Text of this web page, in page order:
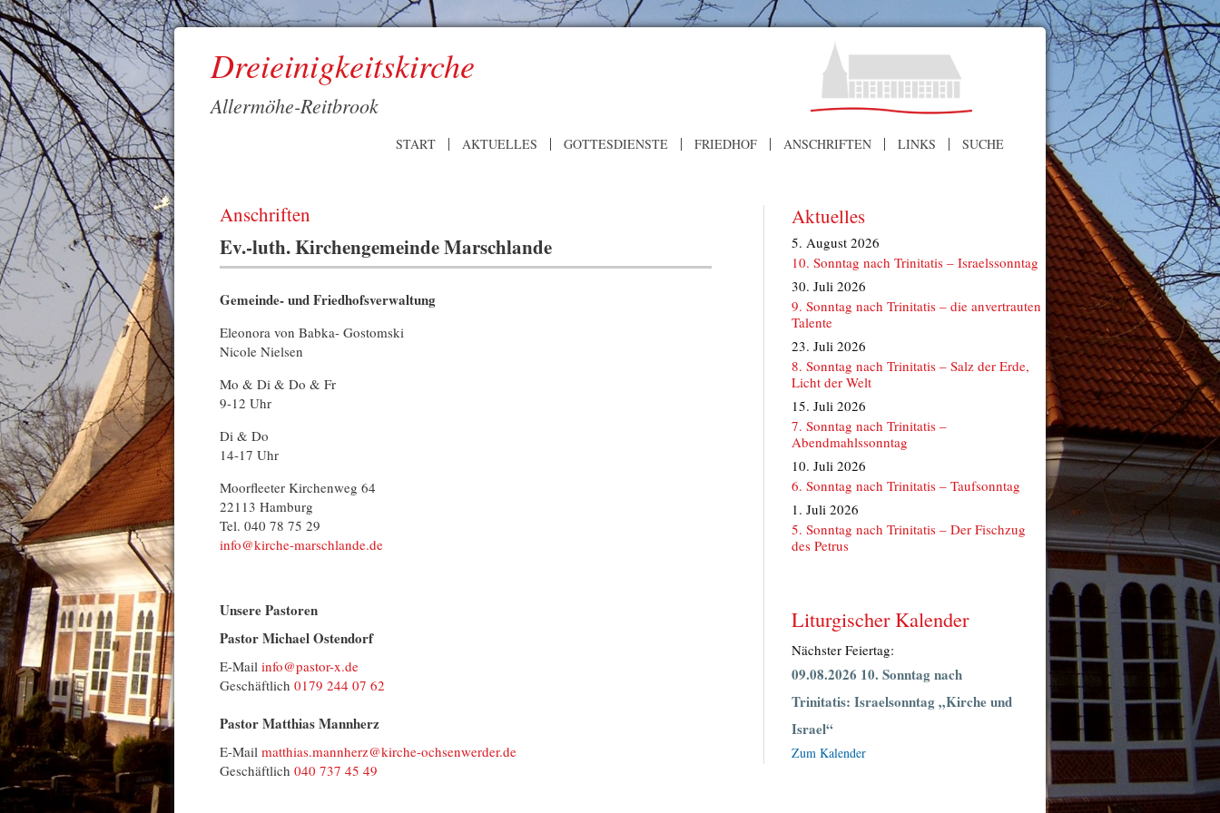
Dreieinigkeitskirche
Allermöhe-Reitbrook
START AKTUELLES GOTTESDIENSTE FRIEDHOF ANSCHRIFTEN LINKS SUCHE
Anschriften
Ev.-luth. Kirchengemeinde Marschlande
Gemeinde- und Friedhofsverwaltung
Eleonora von Babka- Gostomski
Nicole Nielsen
Mo & Di & Do & Fr
9-12 Uhr
Di & Do
14-17 Uhr
Moorfleeter Kirchenweg 64
22113 Hamburg
Tel. 040 78 75 29
info@kirche-marschlande.de
Unsere Pastoren
Pastor Michael Ostendorf
E-Mail info@​pastor-x.​de
Geschäftlich 0179 244 07 62
Pastor Matthias Mannherz
E-Mail matthias.​mannherz@​kirche-ochsenwerder.​de
Geschäftlich 040 737 45 49
Aktuelles
5. August 2026
10. Sonntag nach Trinitatis – Israelssonntag
30. Juli 2026
9. Sonntag nach Trinitatis – die anvertrauten
Talente
23. Juli 2026
8. Sonntag nach Trinitatis – Salz der Erde,
Licht der Welt
15. Juli 2026
7. Sonntag nach Trinitatis –
Abendmahlssonntag
10. Juli 2026
6. Sonntag nach Trinitatis – Taufsonntag
1. Juli 2026
5. Sonntag nach Trinitatis – Der Fischzug
des Petrus
Liturgischer Kalender
Nächster Feiertag:
09.08.2026 10. Sonntag nach
Trinitatis: Israelsonntag „Kirche und
Israel“
Zum Kalender